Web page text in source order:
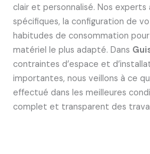
clair et personnalisé. Nos
spécifiques, la configuration de
habitudes de consommation
matériel le plus adapté. Dans
contraintes d’espace et
importantes, nous veillons à ce
effectué dans les meilleures
complet et transparent des